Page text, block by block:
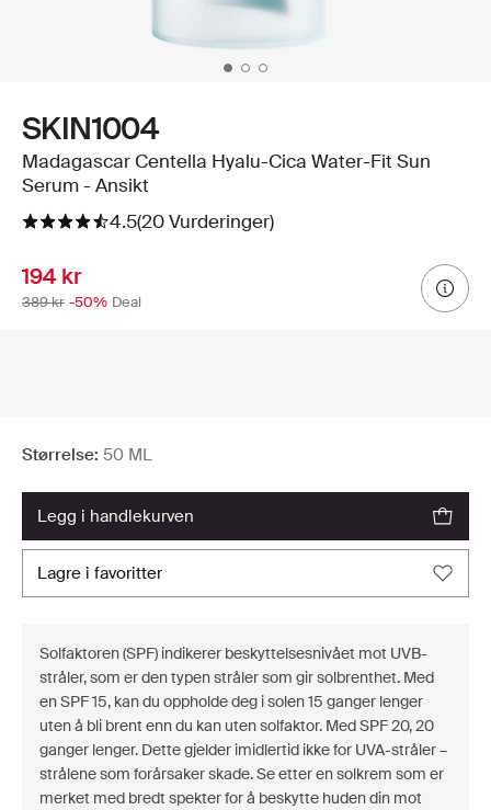
SKIN1004
Madagascar Centella Hyalu-Cica Water-Fit Sun
Serum - Ansikt
4.5(20 Vurderinger)
194 kr
389 kr -50% Deal
Størrelse: 50 ML
legg i handlekurven
lagre i favoritter
Solfaktoren (SPF) indikerer beskyttelsesnivået mot UVB-
stråler, som er den typen stråler som gir solbrenthet. Med
en SPF 15, kan du oppholde deg i solen 15 ganger lenger
uten å bli brent enn du kan uten solfaktor. Med SPF 20, 20
ganger lenger. Dette gjelder imidlertid ikke for UVA-stråler –
strålene som forårsaker skade. Se etter en solkrem som er
merket med bredt spekter for å beskytte huden din mot